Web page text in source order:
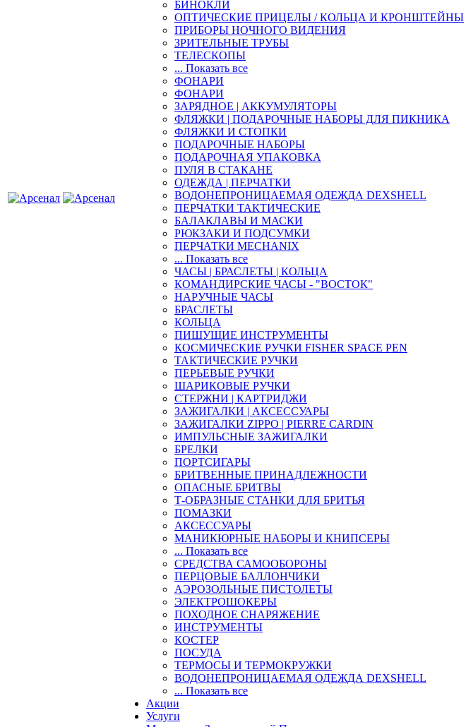
БИНОКЛИ
ОПТИЧЕСКИЕ ПРИЦЕЛЫ / КОЛЬЦА И КРОНШТЕЙНЫ
ПРИБОРЫ НОЧНОГО ВИДЕНИЯ
ЗРИТЕЛЬНЫЕ ТРУБЫ
ТЕЛЕСКОПЫ
... Показать все
ФОНАРИ
ФОНАРИ
ЗАРЯДНОЕ | АККУМУЛЯТОРЫ
ФЛЯЖКИ | ПОДАРОЧНЫЕ НАБОРЫ ДЛЯ ПИКНИКА
ФЛЯЖКИ И СТОПКИ
ПОДАРОЧНЫЕ НАБОРЫ
ПОДАРОЧНАЯ УПАКОВКА
ПУЛЯ В СТАКАНЕ
ОДЕЖДА | ПЕРЧАТКИ
ВОДОНЕПРОНИЦАЕМАЯ ОДЕЖДА DEXSHELL
ПЕРЧАТКИ ТАКТИЧЕСКИЕ
БАЛАКЛАВЫ И МАСКИ
РЮКЗАКИ И ПОДСУМКИ
ПЕРЧАТКИ MECHANIX
... Показать все
ЧАСЫ | БРАСЛЕТЫ | КОЛЬЦА
КОМАНДИРСКИЕ ЧАСЫ - "ВОСТОК"
НАРУЧНЫЕ ЧАСЫ
БРАСЛЕТЫ
КОЛЬЦА
ПИШУЩИЕ ИНСТРУМЕНТЫ
КОСМИЧЕСКИЕ РУЧКИ FISHER SPACE PEN
ТАКТИЧЕСКИЕ РУЧКИ
ПЕРЬЕВЫЕ РУЧКИ
ШАРИКОВЫЕ РУЧКИ
СТЕРЖНИ | КАРТРИДЖИ
ЗАЖИГАЛКИ | АКСЕССУАРЫ
ЗАЖИГАЛКИ ZIPPO | PIERRE CARDIN
ИМПУЛЬСНЫЕ ЗАЖИГАЛКИ
БРЕЛКИ
ПОРТСИГАРЫ
БРИТВЕННЫЕ ПРИНАДЛЕЖНОСТИ
ОПАСНЫЕ БРИТВЫ
Т-ОБРАЗНЫЕ СТАНКИ ДЛЯ БРИТЬЯ
ПОМАЗКИ
АКСЕССУАРЫ
МАНИКЮРНЫЕ НАБОРЫ И КНИПСЕРЫ
... Показать все
СРЕДСТВА САМООБОРОНЫ
ПЕРЦОВЫЕ БАЛЛОНЧИКИ
АЭРОЗОЛЬНЫЕ ПИСТОЛЕТЫ
ЭЛЕКТРОШОКЕРЫ
ПОХОДНОЕ СНАРЯЖЕНИЕ
ИНСТРУМЕНТЫ
КОСТЕР
ПОСУДА
ТЕРМОСЫ И ТЕРМОКРУЖКИ
ВОДОНЕПРОНИЦАЕМАЯ ОДЕЖДА DEXSHELL
... Показать все
Акции
Услуги